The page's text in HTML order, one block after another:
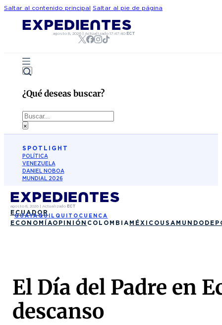
Saltar al contenido principal Saltar al pie de página
agosto 8, 2026 |Actualizado17:47:40 ECT
¿Qué deseas buscar?
Buscar
×
SPOTLIGHT
POLÍTICA
VENEZUELA
DANIEL NOBOA
MUNDIAL 2026
agosto 8, 2026| Actualizado ECT
ECUADOR
GUAYAQUIL QUITO CUENCA
ECONOMÍAOPINIÓN COLOMBIA MÉXICO USA MUNDO
El Día del Padre en
descanso